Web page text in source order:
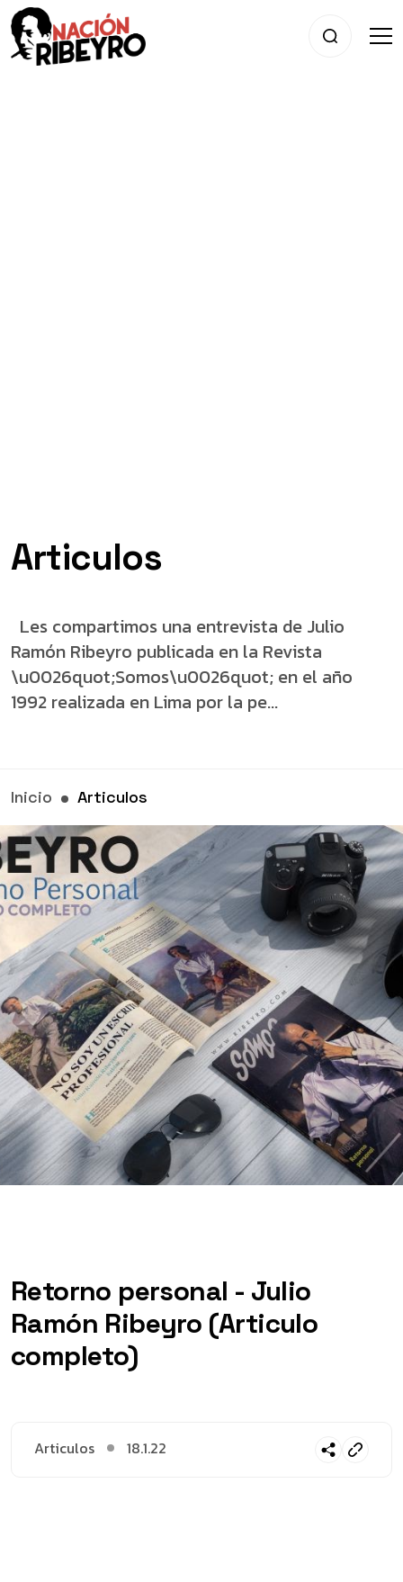
Articulos
Les compartimos una entrevista de Julio
Ramón Ribeyro publicada en la Revista
\u0026quot;Somos\u0026quot; en el año
1992 realizada en Lima por la pe...
Inicio Articulos
Retorno personal - Julio
Ramón Ribeyro (Articulo
completo)
Articulos 18.1.22